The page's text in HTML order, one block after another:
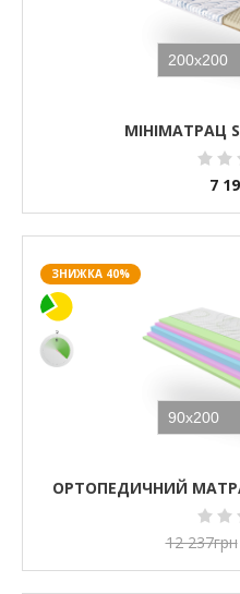
МІНІМАТРАЦ
7
ЗНИЖКА 40%
ОРТОПЕДИЧНИЙ
12 237грн